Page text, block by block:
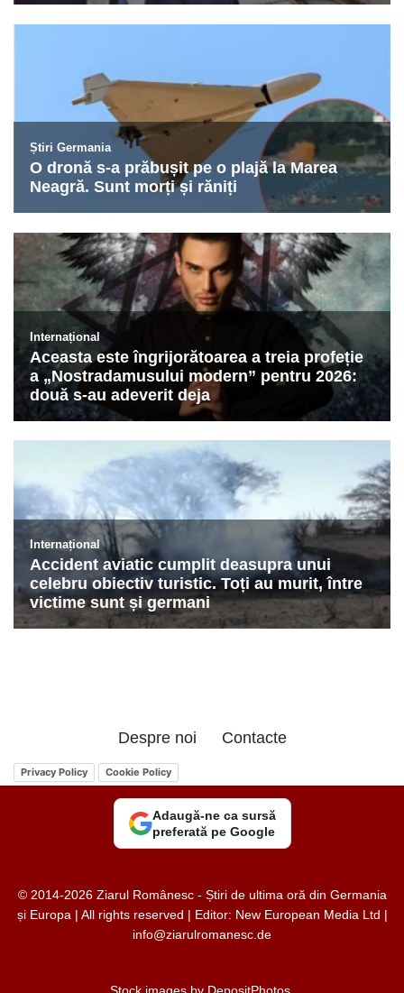
Despre noi Contacte
Privacy Policy Cookie Policy
Adaugă-ne ca sursă
preferată pe Google
© 2014-2026 Ziarul Românesc - Știri de ultima oră din Germania
și Europa | All rights reserved | Editor: New European Media Ltd |
info@ziarulromanesc.de